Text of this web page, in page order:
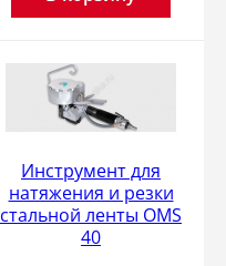
Инструмент для
натяжения и резки
стальной ленты OMS
40